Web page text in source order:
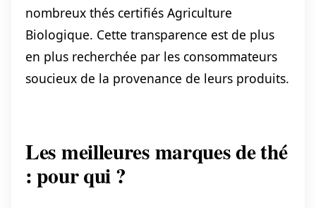
nombreux thés certifiés Agriculture
Biologique. Cette transparence est de plus
en plus recherchée par les consommateurs
soucieux de la provenance de leurs produits.
Les meilleures marques de thé
: pour qui ?